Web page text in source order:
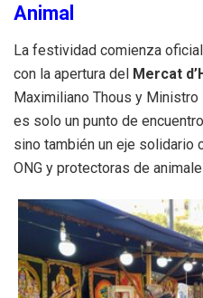
Animal
La festividad comienza
con la apertura del Mercat
Maximiliano Thous y
es solo un punto de
sino también un eje solidario
ONG y protectoras de